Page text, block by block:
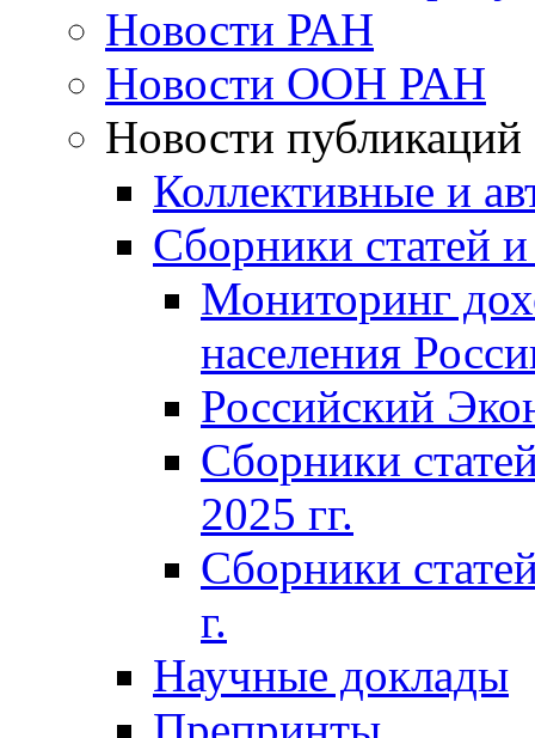
Новости РАН
Новости ООН РАН
Новости публикаций
Коллективные и
Сборники статей
Мониторинг
населения
Российский
Сборники
2025 гг.
Сборники
г.
Научные доклады